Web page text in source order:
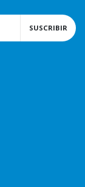
SUSCRIBIR